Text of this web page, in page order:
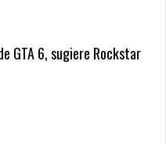
GTA 6, sugiere Rockstar